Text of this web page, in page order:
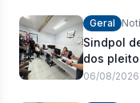
Geral
Sindpol
dos
às
06/08/2026